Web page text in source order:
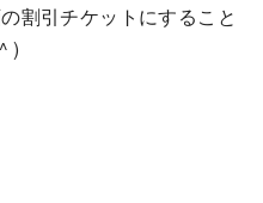
割引チケットにすること
)